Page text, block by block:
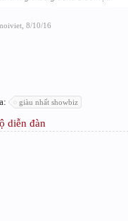
, 8/10/16
giàu nhất showbiz
diễn đàn